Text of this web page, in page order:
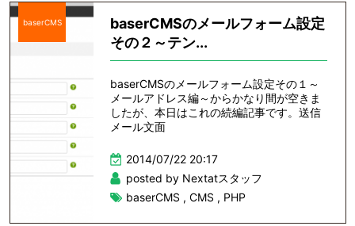
baserCMS
baserCMSのメールフォーム設定
その２～テン...
baserCMSのメールフォーム設定その１～
メールアドレス編～からかなり間が空きま
したが、本日はこれの続編記事です。送信
メール文面
2014/07/22 20:17
posted by Nextatスタッフ
baserCMS , CMS , PHP